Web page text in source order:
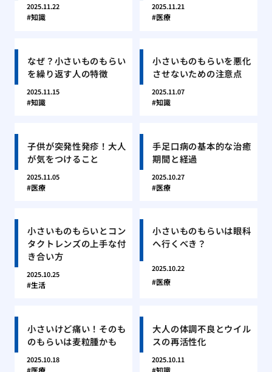
2025.11.22
知識
2025.11.21
医療
なぜ？小さいものもらい
を繰り返す人の特徴
2025.11.15
知識
小さいものもらいを悪化
させないための注意点
2025.11.07
知識
子供が突発性発疹！大人
が気をつけること
2025.11.05
医療
手足口病の基本的な治癒
期間と経過
2025.10.27
医療
小さいものもらいとコン
タクトレンズの上手な付
き合い方
2025.10.25
生活
小さいものもらいは眼科
へ行くべき？
2025.10.22
医療
小さいけど痛い！そのも
のもらいは麦粒腫かも
2025.10.18
医療
大人の体調不良とウイル
スの再活性化
2025.10.11
知識